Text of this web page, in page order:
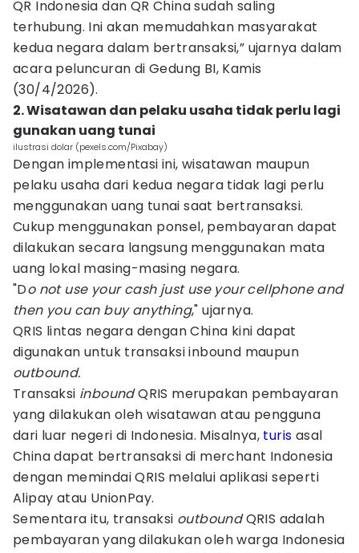
QR Indonesia dan QR China sudah saling
terhubung. Ini akan memudahkan masyarakat
kedua negara dalam bertransaksi,” ujarnya dalam
acara peluncuran di Gedung BI, Kamis
(30/4/2026).
2. Wisatawan dan pelaku usaha tidak perlu lagi
gunakan uang tunai
ilustrasi dolar (pexels.com/Pixabay)
Dengan implementasi ini, wisatawan maupun
pelaku usaha dari kedua negara tidak lagi perlu
menggunakan uang tunai saat bertransaksi.
Cukup menggunakan ponsel, pembayaran dapat
dilakukan secara langsung menggunakan mata
uang lokal masing-masing negara.
"Do not use your cash just use your cellphone and
then you can buy anything," ujarnya.
QRIS lintas negara dengan China kini dapat
digunakan untuk transaksi inbound maupun
outbound.
Transaksi inboundQRIS merupakan pembayaran
yang dilakukan oleh wisatawan atau pengguna
dari luar negeri di Indonesia. Misalnya, turis asal
China dapat bertransaksi di merchant Indonesia
dengan memindai QRIS melalui aplikasi seperti
Alipay atau UnionPay.
Sementara itu, transaksi outboundQRIS adalah
pembayaran yang dilakukan oleh warga Indonesia